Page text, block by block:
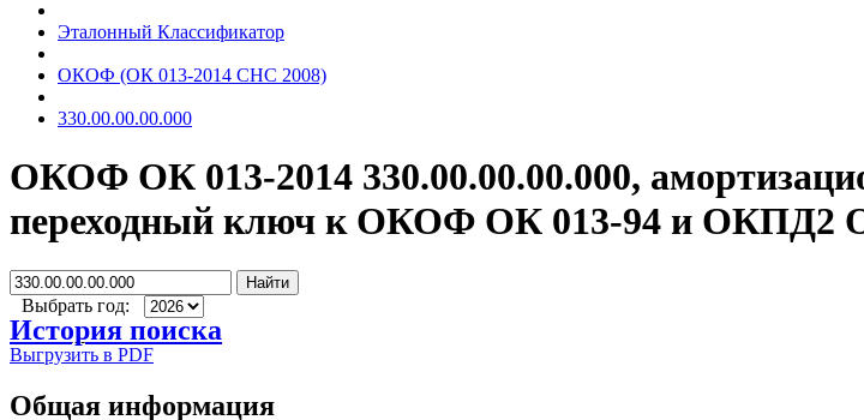
Эталонный Классификатор
ОКОФ (ОК 013-2014 СНС 2008)
330.00.00.00.000
ОКОФ ОК 013-2014 330.00.00.00.000,
переходный ключ к ОКОФ ОК 013-94 и ОКПД2
Найти
Выбрать год:
История поиска
Выгрузить в PDF
Общая информация